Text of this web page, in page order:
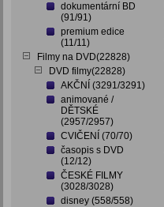
dokumentární BD
(91/91)
premium edice
(11/11)
Filmy na DVD(22828)
DVD filmy(22828)
AKČNÍ (3291/3291)
animované /
DĚTSKÉ
(2957/2957)
CVIČENÍ (70/70)
časopis s DVD
(12/12)
ČESKÉ FILMY
(3028/3028)
disney (558/558)